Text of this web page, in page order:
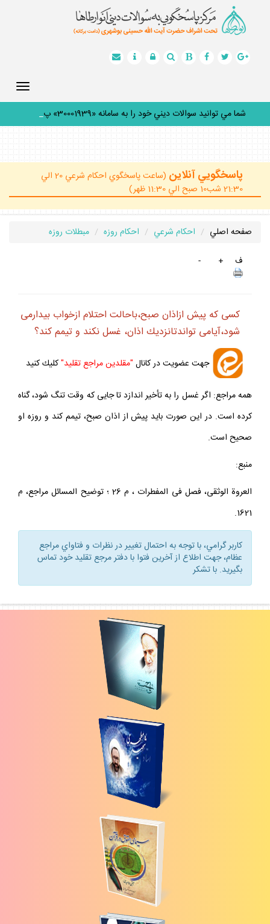
شما مي توانيد سوالات ديني خود را به سامانه «30001939» پيام
پاسخگويي آنلاين
(ساعت پاسخگوي احكام شرعي 20 الي
21:30 شب10 صبح الي 11:30 ظهر)
صفحه اصلي احكام شرعي احكام روزه
مبطلات روزه
ف
+
-
كسى كه پيش ازاذان صبح،باحالت احتلام ازخواب بيدارمى
‏شود،آيامى‏ تواندتانزديك اذان، غسل نكند و تيمم كند؟
جهت عضويت در كانال "مقلدين مراجع تقليد"كليك كنيد
همه مراجع: اگر غسل را به تأخير اندازد تا جايى كه وقت تنگ شود، گناه
كرده است. در اين صورت بايد پيش از اذان صبح، تيمم كند و روزه او
صحيح است.
منبع:
العروة الوثقى، فصل فى المفطرات ، م 26 ؛ توضيح المسائل مراجع، م
1621.
كاربر گرامي، با توجه به احتمال تغيير در نظرات و فتاواي مراجع
عظام، جهت اطلاع از آخرين فتوا با دفتر مرجع تقليد خود تماس
بگيريد. با تشكر